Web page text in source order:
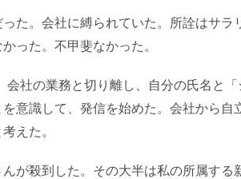
た。会社に縛られていた。所詮はサラ
った。不甲斐なかった。
社の業務と切り離し、自分の氏名と
意識して、発信を始めた。会社から自
えた。
が殺到した。その大半は私の所属する